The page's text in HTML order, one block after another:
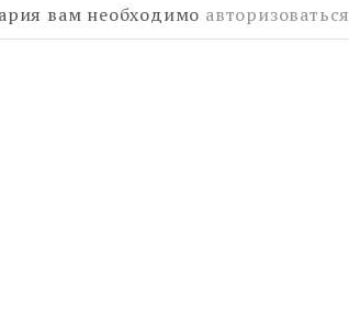
вам необходимо авторизоваться